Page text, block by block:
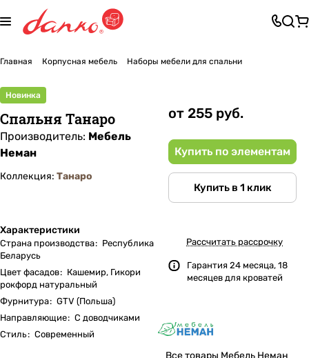
Главная Корпусная мебель Наборы мебели для спальни
Новинка
Спальня Танаро
Производитель: Мебель
Неман
Коллекция: Танаро
Характеристики
Страна производства: Республика
Беларусь
Цвет фасадов: Кашемир, Гикори
рокфорд натуральный
Фурнитура: GTV (Польша)
Направляющие: С доводчиками
Стиль: Современный
от 255 руб.
Купить по элементам
Купить в 1 клик
Рассчитать рассрочку
Гарантия 24 месяца, 18
месяцев для кроватей
Все товары Мебель Неман